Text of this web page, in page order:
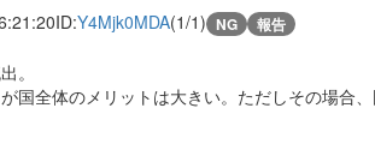
ID:Y4Mjk0MDA(1/1) NG 報告
。
国全体のメリットは大きい。ただしその場合